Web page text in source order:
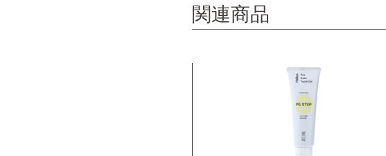
関連商品